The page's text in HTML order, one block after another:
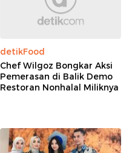
detikFood
Chef Wilgoz Bongkar Aksi
Pemerasan di Balik Demo
Restoran Nonhalal Miliknya